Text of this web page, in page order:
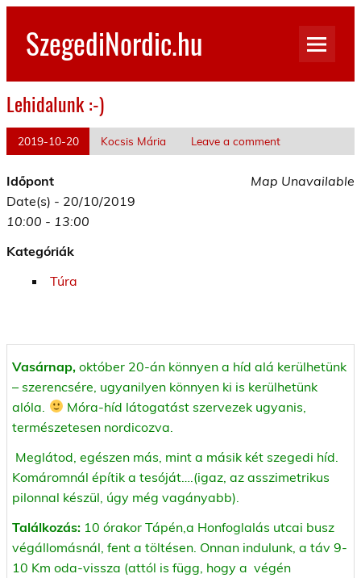
Skip
contentSzegediNordic.hu
Lehidalunk :-)
2019-10-20 Kocsis Mária Leave a comment
Map Unavailable
Időpont
Date(s) - 20/10/2019
10:00 - 13:00
Kategóriák
Túra
Vasárnap,október 20-án könnyen a híd alá kerülhetünk
– szerencsére, ugyanilyen könnyen ki is kerülhetünk
alóla.
Móra-híd látogatást szervezek ugyanis,
természetesen nordicozva.
Meglátod, egészen más, mint a másik két szegedi híd.
Komáromnál építik a tesóját….(igaz, az asszimetrikus
pilonnal készül, úgy még vagányabb).
Találkozás: 10 órakor Tápén,a Honfoglalás utcai busz
végállomásnál, fent a töltésen. Onnan indulunk, a táv 9-
10 Km oda-vissza (attól is függ, hogy a végén